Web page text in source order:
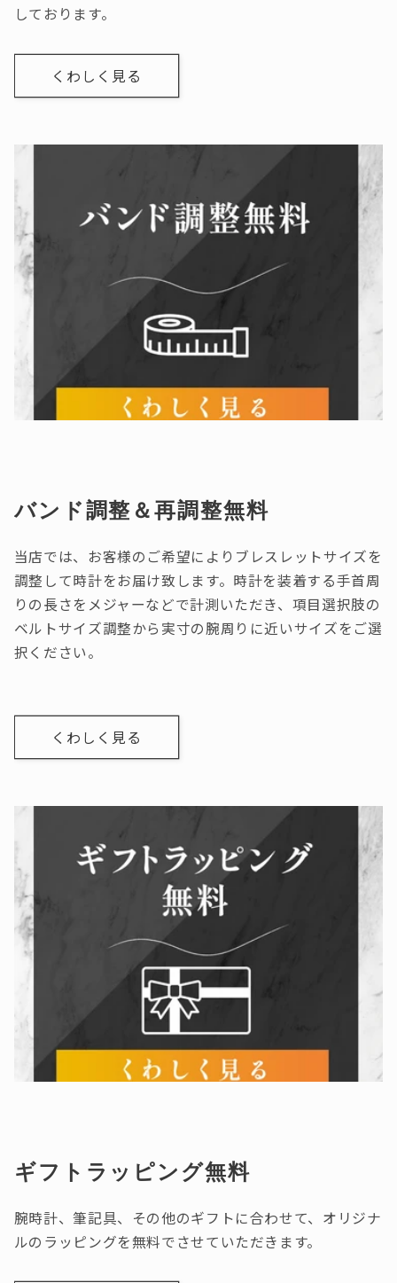
しております。
くわしく見る
バンド調整＆再調整無料
当店では、お客様のご希望によりブレスレットサイズを
調整して時計をお届け致します。時計を装着する手首周
りの長さをメジャーなどで計測いただき、項目選択肢の
ベルトサイズ調整から実寸の腕周りに近いサイズをご選
択ください。
くわしく見る
ギフトラッピング無料
腕時計、筆記具、その他のギフトに合わせて、オリジナ
ルのラッピングを無料でさせていただきます。